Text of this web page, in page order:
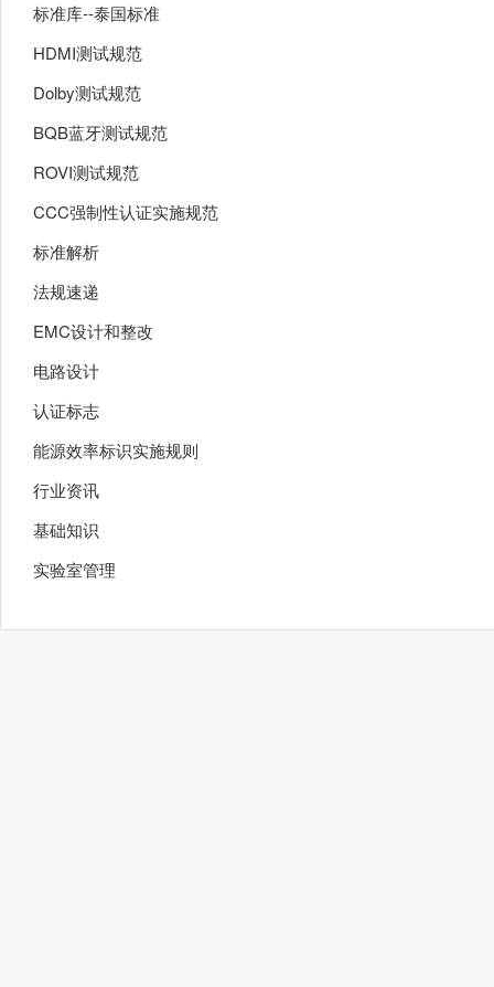
标准库--泰国标准
HDMI测试规范
Dolby测试规范
BQB蓝牙测试规范
ROVI测试规范
CCC强制性认证实施规范
标准解析
法规速递
EMC设计和整改
电路设计
认证标志
能源效率标识实施规则
行业资讯
基础知识
实验室管理